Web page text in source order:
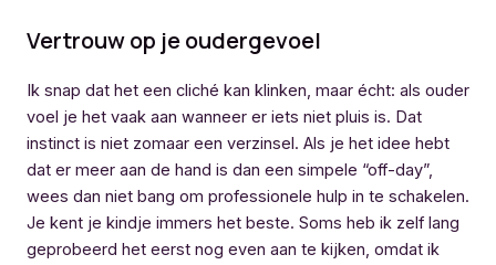
Vertrouw op je oudergevoel
Ik snap dat het een cliché kan klinken, maar écht: als ouder
voel je het vaak aan wanneer er iets niet pluis is. Dat
instinct is niet zomaar een verzinsel. Als je het idee hebt
dat er meer aan de hand is dan een simpele “off-day”,
wees dan niet bang om professionele hulp in te schakelen.
Je kent je kindje immers het beste. Soms heb ik zelf lang
geprobeerd het eerst nog even aan te kijken, omdat ik